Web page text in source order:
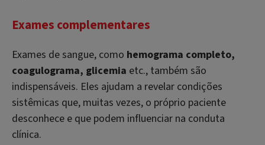
Exames complementares
Exames de sangue, como hemograma completo,
coagulograma, glicemia etc., também são
indispensáveis. Eles ajudam a revelar condições
sistêmicas que, muitas vezes, o próprio paciente
desconhece e que podem influenciar na conduta
clínica.